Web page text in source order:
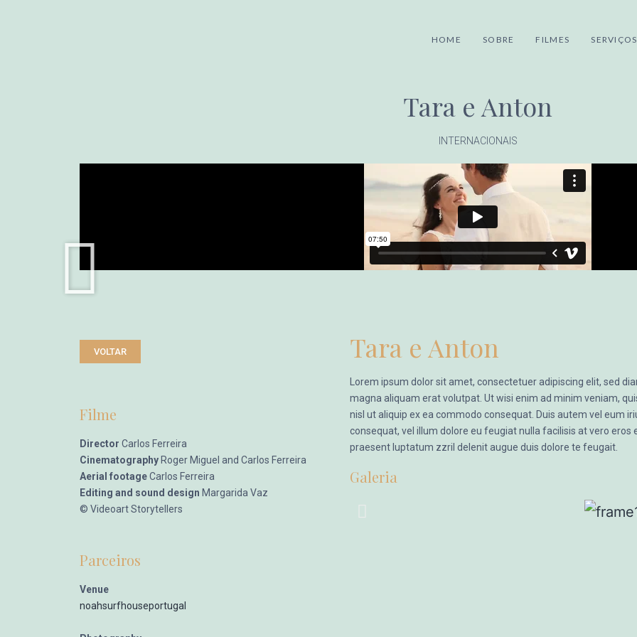
HOME SOBRE FILMES SERVIÇOS
Tara e Anton
INTERNACIONAIS
VOLTAR
Filme
Director Carlos Ferreira
CinematographyRoger Miguel and Carlos Ferreira
Aerial footageCarlos Ferreira
Editing and sound design Margarida Vaz
© Videoart Storytellers
Parceiros
Venue
noahsurfhouseportugal
Tara e Anton
Lorem ipsum dolor sit amet, consectetuer adipiscing elit, sed
magna aliquam erat volutpat. Ut wisi enim ad minim veniam,
nisl ut aliquip ex ea commodo consequat. Duis autem vel eum
consequat, vel illum dolore eu feugiat nulla facilisis at vero
praesent luptatum zzril delenit augue duis dolore te feugait.
Galeria